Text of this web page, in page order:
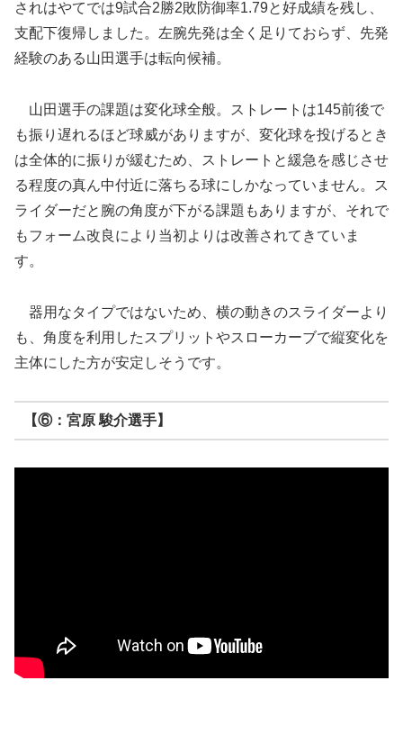
されはやてでは9試合2勝2敗防御率1.79と好成績を残し、
支配下復帰しました。左腕先発は全く足りておらず、先発
経験のある山田選手は転向候補。
山田選手の課題は変化球全般。ストレートは145前後で
も振り遅れるほど球威がありますが、変化球を投げるとき
は全体的に振りが緩むため、ストレートと緩急を感じさせ
る程度の真ん中付近に落ちる球にしかなっていません。ス
ライダーだと腕の角度が下がる課題もありますが、それで
もフォーム改良により当初よりは改善されてきていま
す。
器用なタイプではないため、横の動きのスライダーより
も、角度を利用したスプリットやスローカーブで縦変化を
主体にした方が安定しそうです。
【⑥：宮原 駿介選手】